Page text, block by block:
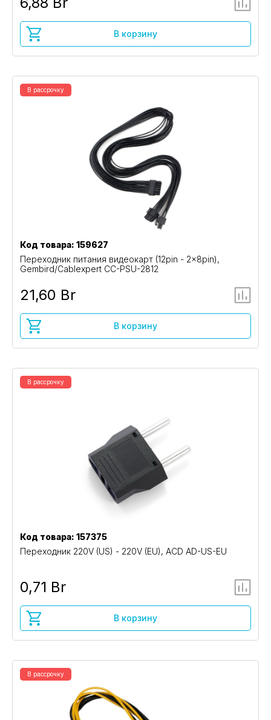
В корзину
В рассрочку
Код товара: 159627
Переходник питания видеокарт (12pin - 2x8pin),
Gembird/Cablexpert CC-PSU-2812
21,60 Br
В корзину
В рассрочку
Код товара: 157375
Переходник 220V (US) - 220V (EU), ACD AD-US-EU
0,71 Br
В корзину
В рассрочку